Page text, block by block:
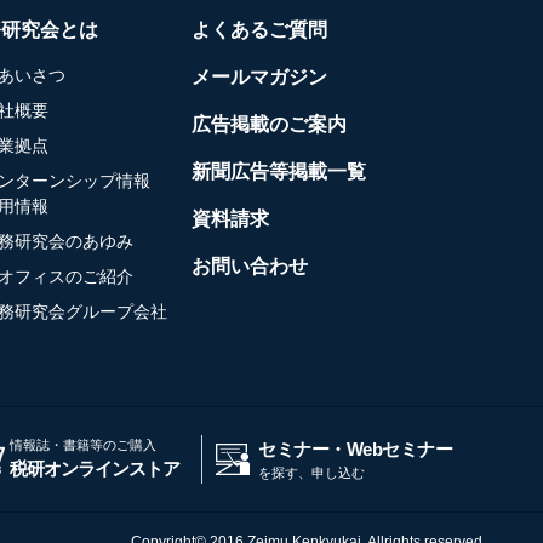
究会とは
いさつ
概要
拠点
ターンシップ情報
情報
研究会のあゆみ
フィスのご紹介
研究会グループ会社
よくあるご質問
メールマガジン
広告掲載のご案内
新聞広告等掲載一覧
資料請求
お問い合わせ
情報誌・書籍等のご購入
税研オンラインストア
セミナー・Webセミナー
を探す、申し込む